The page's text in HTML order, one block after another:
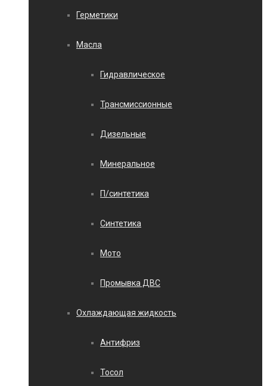
Герметики
Масла
Гидравлическое
Трансмиссионные
Дизельные
Минеральное
П/синтетика
Синтетика
Мото
Промывка ДВС
Охлаждающая жидкость
Антифриз
Тосол